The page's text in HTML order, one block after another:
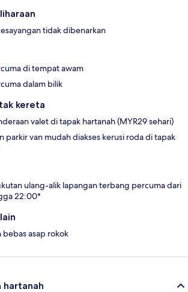
tidak dibenarkan
di tempat awam
dalam bilik
kereta
valet di tapak hartanah (MYR29 sehari)
parkir van mudah diakses kerusi roda di tapak
ulang-alik lapangan terbang percuma dari
22:00*
bebas asap rokok
hartanah